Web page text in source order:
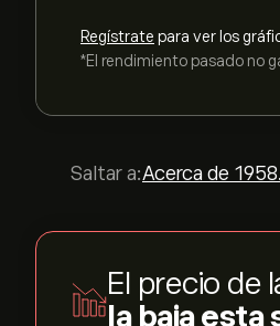
Regístrate para ver los
*El rendimiento pasado no
Saltar a:Acerca de
El precio de
la baja esta